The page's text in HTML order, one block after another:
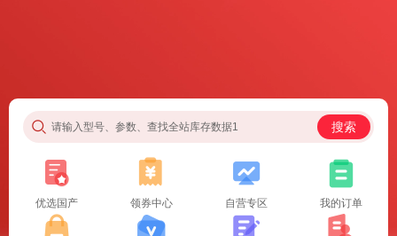
请输入型号、参数、查找全站库存数据1 搜索
优选国产 领券中心 自营专区 我的订单